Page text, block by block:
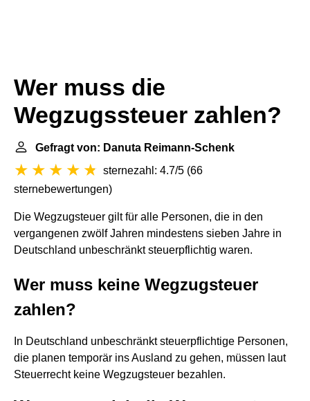
Wer muss die
Wegzugssteuer zahlen?
Gefragt von: Danuta Reimann-Schenk
sternezahl: 4.7/5 (66
sternebewertungen)
Die Wegzugsteuer gilt für alle Personen, die in den
vergangenen zwölf Jahren mindestens sieben Jahre in
Deutschland unbeschränkt steuerpflichtig waren.
Wer muss keine Wegzugsteuer
zahlen?
In Deutschland unbeschränkt steuerpflichtige Personen,
die planen temporär ins Ausland zu gehen, müssen laut
Steuerrecht keine Wegzugsteuer bezahlen.